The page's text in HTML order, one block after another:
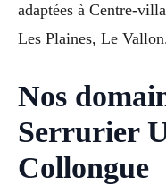
adaptées à Centre-
Les Plaines, Le
Nos
Serrurier
Collongue